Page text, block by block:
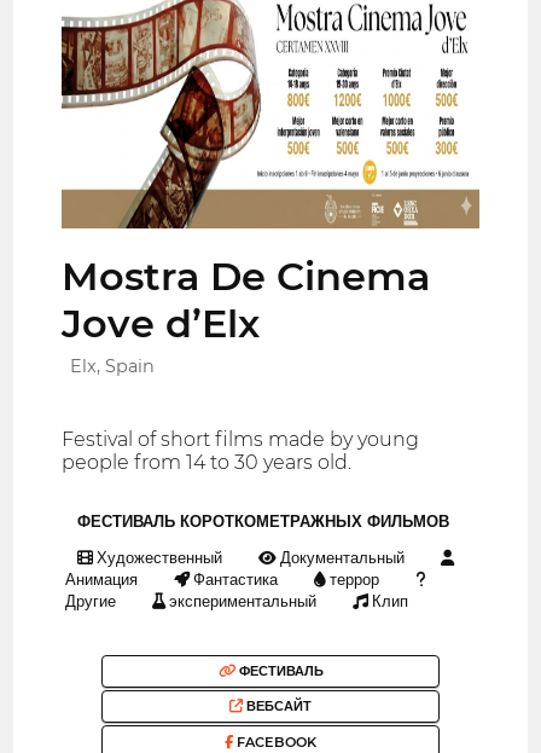
Mostra De Cinema
Jove d’Elx
Elx, Spain
Festival of short films made by young
people from 14 to 30 years old.
ФЕСТИВАЛЬ КОРОТКОМЕТРАЖНЫХ ФИЛЬМОВ
Художественный
Документальный
Анимация
Фантастика
террор
Другие
экспериментальный Клип
ФЕСТИВАЛЬ
ВЕБСАЙТ
FACEBOOK